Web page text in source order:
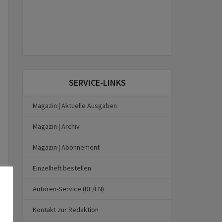
SERVICE-LINKS
Magazin | Aktuelle Ausgaben
Magazin | Archiv
Magazin | Abonnement
Einzelheft bestellen
Autoren-Service (DE/EN)
Kontakt zur Redaktion